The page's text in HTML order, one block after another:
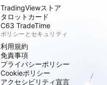
TradingViewストア
タロットカード
C63 TradeTime
ポリシーとセキュリティ
利用規約
免責事項
プライバシーポリシー
Cookieポリシー
アクセシビリティ宣言